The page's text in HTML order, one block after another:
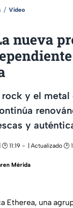
Video
nueva
y el metal
y
11:19
| Actualizado 🕑
Mérida
Etherea, una